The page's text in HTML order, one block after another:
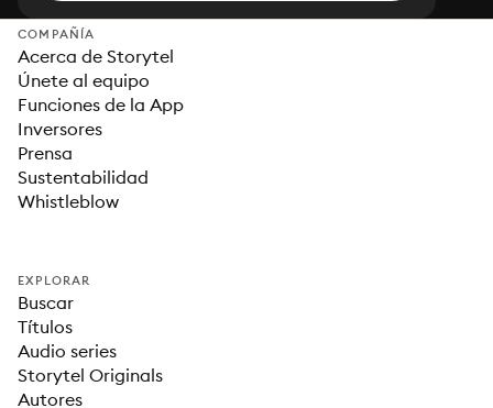
COMPAÑÍA
Acerca de Storytel
Únete al equipo
Funciones de la App
Inversores
Prensa
Sustentabilidad
Whistleblow
EXPLORAR
Buscar
Títulos
Audio series
Storytel Originals
Autores